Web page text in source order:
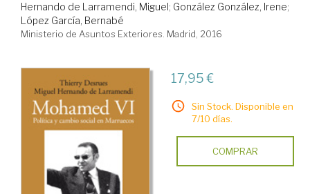
Hernando de Larramendi, Miguel; González González, Irene;
López García, Bernabé
Ministerio de Asuntos Exteriores. Madrid, 2016
17,95 €
Sin Stock. Disponible en
7/10 días.
COMPRAR